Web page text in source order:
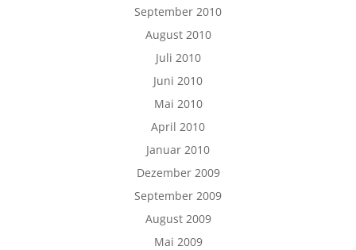
September 2010
August 2010
Juli 2010
Juni 2010
Mai 2010
April 2010
Januar 2010
Dezember 2009
September 2009
August 2009
Mai 2009